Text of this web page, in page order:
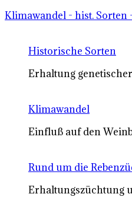
Klimawandel - hist. Sorten
Historische Sorten
Erhaltung
Klimawandel
Einfluß auf den
Rund um die
Erhaltungszüchtung